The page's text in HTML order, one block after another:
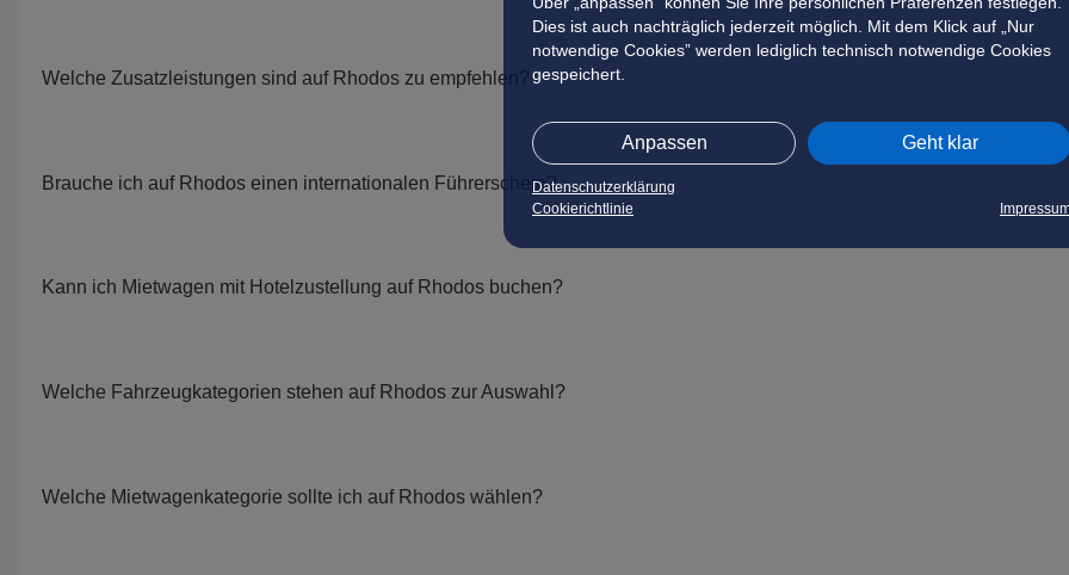
Dies ist auch nachträglich jederzeit möglich. Mit dem Klick auf „Nur
notwendige Cookies” werden lediglich technisch notwendige Cookies
gespeichert.
Anpassen Geht klar
Datenschutzerklärung
Cookierichtlinie
Welche Zusatzleistungen sind auf Rhodos zu empfehlen?
Brauche ich auf Rhodos einen internationalen Führerschein?
Kann ich Mietwagen mit Hotelzustellung auf Rhodos buchen?
Welche Fahrzeugkategorien stehen auf Rhodos zur Auswahl?
Welche Mietwagenkategorie sollte ich auf Rhodos wählen?